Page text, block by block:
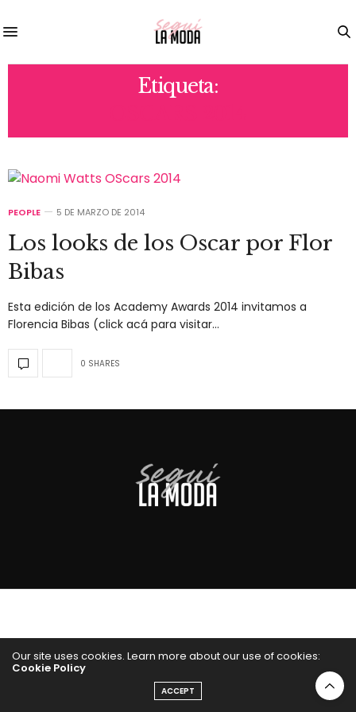
Etiqueta:
PEOPLE 5 DE MARZO DE 2014
Los looks de los Oscar por Flor
Bibas
Esta edición de los Academy Awards 2014 invitamos a
Florencia Bibas (click acá para visitar…
0 SHARES
Our site uses cookies. Learn more about our use of cookies:
Cookie Policy
ACCEPT